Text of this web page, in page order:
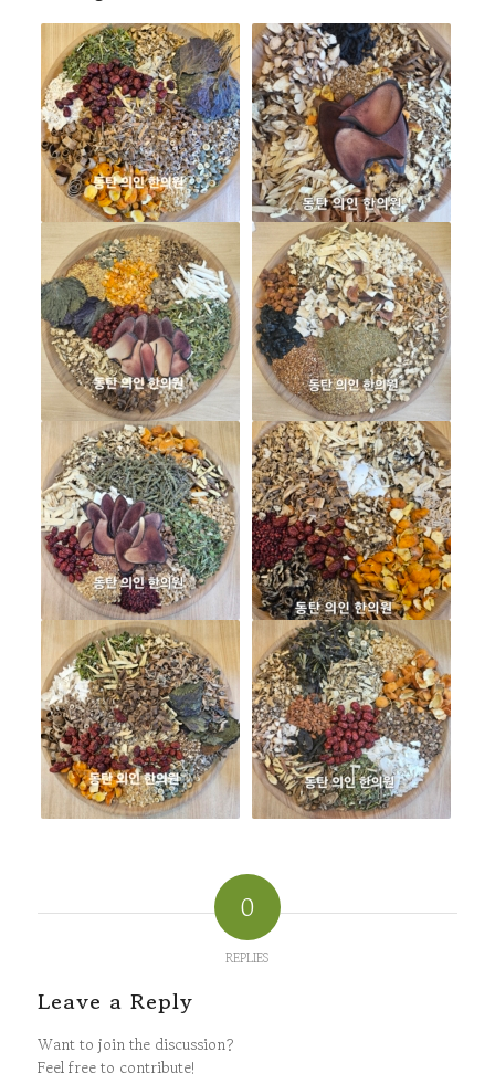
0
REPLIES
Leave a Reply
Want to join the discussion?
Feel free to contribute!